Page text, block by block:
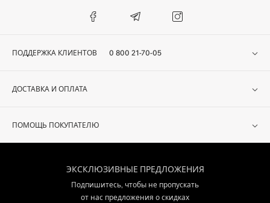
ПОДДЕРЖКА КЛИЕНТОВ 0 800 21-70-05
ДОСТАВКА И ОПЛАТА
ПОМОЩЬ ПОКУПАТЕЛЮ
ЭКСКЛЮЗИВНЫЕ ПРЕДЛОЖЕНИЯ
Подпишитесь, чтобы не пропускать
от нас предложения о скидках